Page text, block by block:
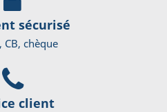
sécurisé
CB, chèque
client